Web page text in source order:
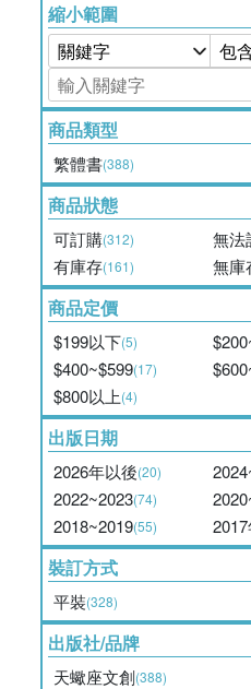
縮小範圍
商品類型
繁體書(388)
商品狀態
可訂購(312) 無法
有庫存(161) 無庫
商品定價
$199以下(5)
$400~$599(17)
$800以上(4)
出版日期
2026年以後(20)
2022~2023(74)
2018~2019(55)
裝訂方式
平裝(328)
出版社/品牌
天蠍座文創(388)